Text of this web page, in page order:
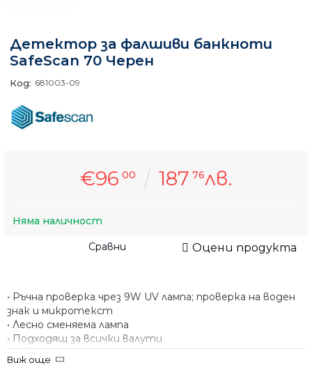
Детектор за фалшиви банкноти
SafeScan 70 Черен
Код: 681003-09
€96 00 187 76лв.
Няма наличност
Сравни Оцени продукта
• Ръчна проверка чрез 9W UV лампа; проверка на воден
знак и микротекст
• Лесно сменяема лампа
• Подходящ за всички валути
• Проверява кредитни карти, паспорти и други
идентификационни документи
Виж още